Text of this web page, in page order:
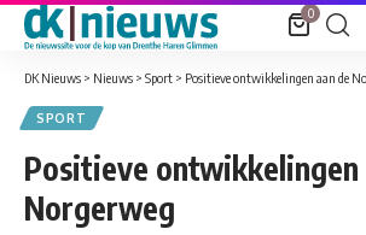
0
DK Nieuws > Nieuws > Sport > Positieve ontwikkelingen aan de
SPORT
Positieve ontwikkelingen
Norgerweg